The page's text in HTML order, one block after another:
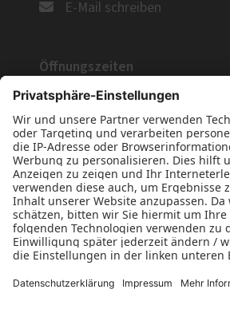
E-Mail schreiben
Öffnungszeiten
Nach telefonischer Vereinbarung.
Wir freuen uns auf Ihre Anfrage!
Jetzt Kontakt aufnehmen